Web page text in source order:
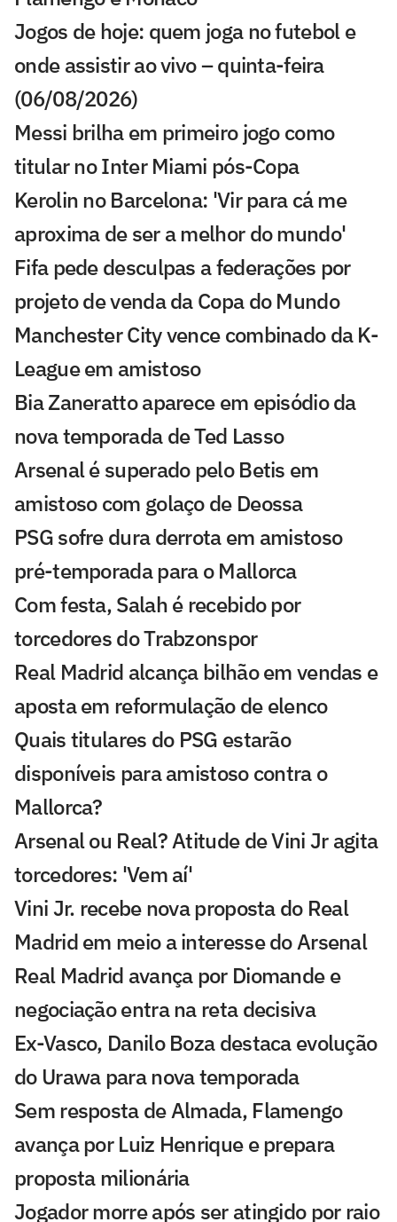
Jogos de hoje: quem joga no futebol e
onde assistir ao vivo – quinta-feira
(06/08/2026)
Messi brilha em primeiro jogo como
titular no Inter Miami pós-Copa
Kerolin no Barcelona: 'Vir para cá me
aproxima de ser a melhor do mundo'
Fifa pede desculpas a federações por
projeto de venda da Copa do Mundo
Manchester City vence combinado da K-
League em amistoso
Bia Zaneratto aparece em episódio da
nova temporada de Ted Lasso
Arsenal é superado pelo Betis em
amistoso com golaço de Deossa
PSG sofre dura derrota em amistoso
pré-temporada para o Mallorca
Com festa, Salah é recebido por
torcedores do Trabzonspor
Real Madrid alcança bilhão em vendas e
aposta em reformulação de elenco
Quais titulares do PSG estarão
disponíveis para amistoso contra o
Mallorca?
Arsenal ou Real? Atitude de Vini Jr agita
torcedores: 'Vem aí'
Vini Jr. recebe nova proposta do Real
Madrid em meio a interesse do Arsenal
Real Madrid avança por Diomande e
negociação entra na reta decisiva
Ex-Vasco, Danilo Boza destaca evolução
do Urawa para nova temporada
Sem resposta de Almada, Flamengo
avança por Luiz Henrique e prepara
proposta milionária
Jogador morre após ser atingido por raio